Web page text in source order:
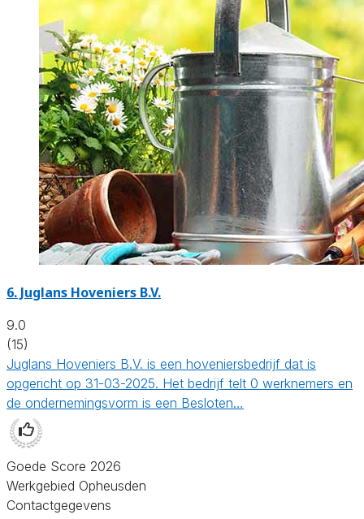
6. Juglans Hoveniers B.V.
9.0
(15)
Juglans Hoveniers B.V. is een hoveniersbedrijf dat is
opgericht op 31-03-2025. Het bedrijf telt 0 werknemers en
de ondernemingsvorm is een Besloten…
Goede Score 2026
Werkgebied Opheusden
Contactgegevens